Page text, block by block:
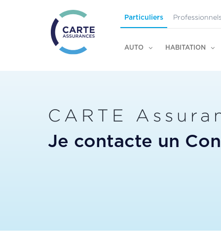
Particuliers
AUTO HABITATION
CARTE
Je contacte un